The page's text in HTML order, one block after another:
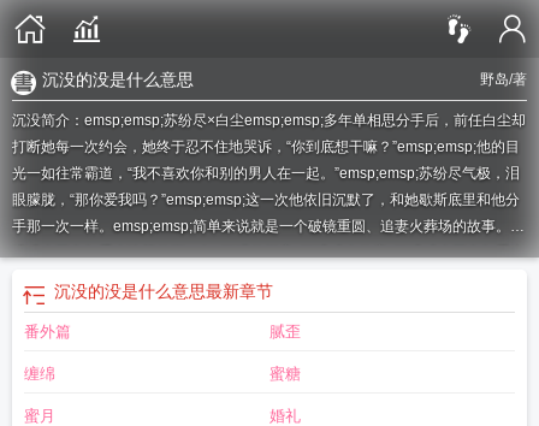
野岛/著
沉没的没是什么意思
沉没简介：emsp;emsp;苏纷尽×白尘emsp;emsp;多年单相思分手后，前任白尘却
打断她每一次约会，她终于忍不住地哭诉，“你到底想干嘛？”emsp;emsp;他的目
光一如往常霸道，“我不喜欢你和别的男人在一起。”emsp;emsp;苏纷尽气极，泪
眼朦胧，“那你爱我吗？”emsp;emsp;这一次他依旧沉默了，和她歇斯底里和他分
手那一次一样。emsp;emsp;简单来说就是一个破镜重圆、追妻火葬场的故事。 沉
没成本不参与重大决策的下一句沉浸的拼音沉没成本效应沉没成本不参与重大
沉浸式是什么意思 沉默的真相免费观看
没成本不计入重大决策什么意思
没成本的经典例子
沉没造句二年级上册
有三点水读什么
沉没的羔羊沉没造句
的拼音怎么写啊
沉没成本什么意思
沉没的没是什么意思最新章节
番外篇 腻歪
缠绵 蜜糖
蜜月 婚礼